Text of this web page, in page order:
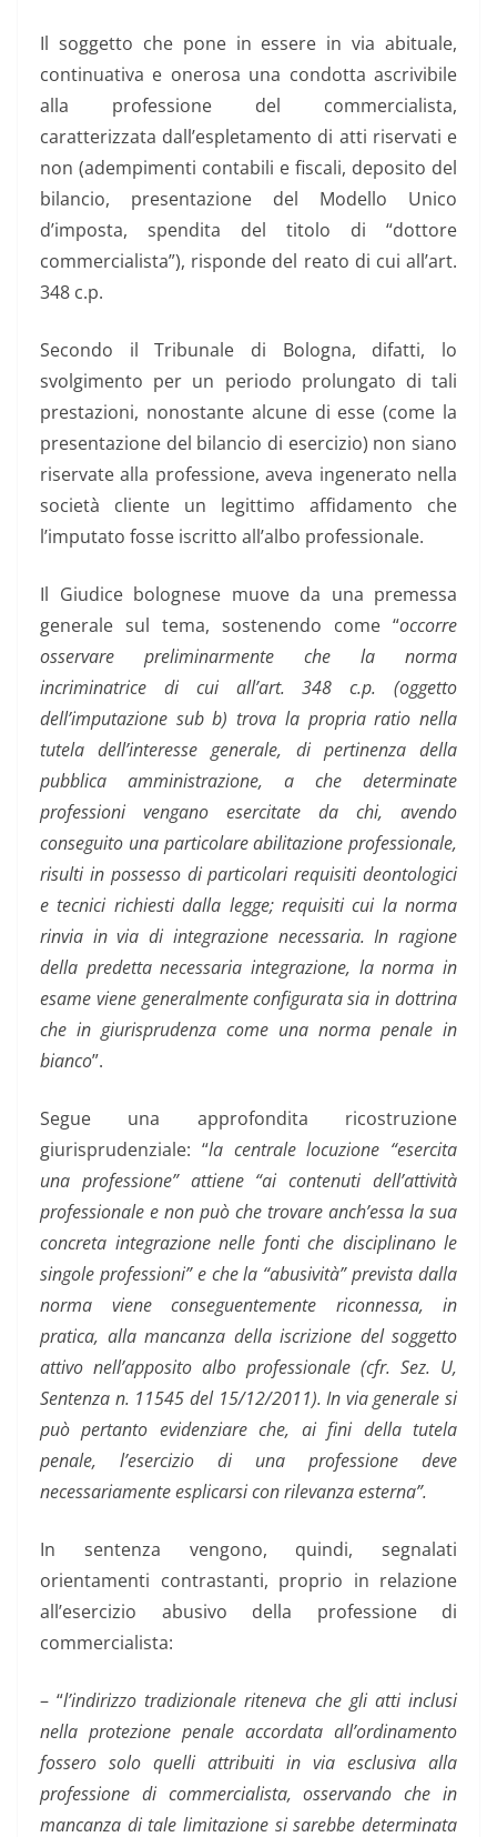
Il soggetto che pone in essere in via abituale,
continuativa e onerosa una condotta ascrivibile
alla professione del commercialista,
caratterizzata dall’espletamento di atti riservati e
non (adempimenti contabili e fiscali, deposito del
bilancio, presentazione del Modello Unico
d’imposta, spendita del titolo di “dottore
commercialista”), risponde del reato di cui all’art.
348 c.p.
Secondo il Tribunale di Bologna, difatti, lo
svolgimento per un periodo prolungato di tali
prestazioni, nonostante alcune di esse (come la
presentazione del bilancio di esercizio) non siano
riservate alla professione, aveva ingenerato nella
società cliente un legittimo affidamento che
l’imputato fosse iscritto all’albo professionale.
Il Giudice bolognese muove da una premessa
generale sul tema, sostenendo come “occorre
osservare preliminarmente che la norma
incriminatrice di cui all’art. 348 c.p. (oggetto
dell’imputazione sub b) trova la propria ratio nella
tutela dell’interesse generale, di pertinenza della
pubblica amministrazione, a che determinate
professioni vengano esercitate da chi, avendo
conseguito una particolare abilitazione professionale,
risulti in possesso di particolari requisiti deontologici
e tecnici richiesti dalla legge; requisiti cui la norma
rinvia in via di integrazione necessaria. In ragione
della predetta necessaria integrazione, la norma in
esame viene generalmente configurata sia in dottrina
che in giurisprudenza come una norma penale in
bianco”.
Segue una approfondita ricostruzione
giurisprudenziale: “la centrale locuzione “esercita
una professione” attiene “ai contenuti dell’attività
professionale e non può che trovare anch’essa la sua
concreta integrazione nelle fonti che disciplinano le
singole professioni” e che la “abusività” prevista dalla
norma viene conseguentemente riconnessa, in
pratica, alla mancanza della iscrizione del soggetto
attivo nell’apposito albo professionale (cfr. Sez. U,
Sentenza n. 11545 del 15/12/2011). In via generale si
può pertanto evidenziare che, ai fini della tutela
penale, l’esercizio di una professione deve
necessariamente esplicarsi con rilevanza esterna”.
In sentenza vengono, quindi, segnalati
orientamenti contrastanti, proprio in relazione
all’esercizio abusivo della professione di
commercialista:
– “l’indirizzo tradizionale riteneva che gli atti inclusi
nella protezione penale accordata all’ordinamento
fossero solo quelli attribuiti in via esclusiva alla
professione di commercialista, osservando che in
mancanza di tale limitazione si sarebbe determinata